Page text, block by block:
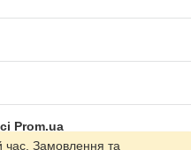
Prom.ua
час. Замовлення та